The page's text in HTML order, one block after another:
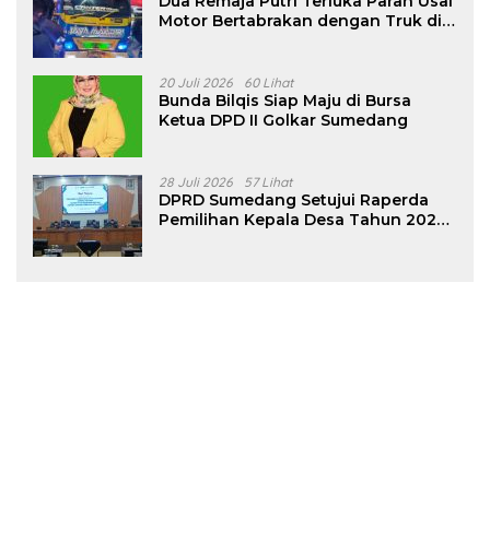
Motor Bertabrakan dengan Truk di
20 Juli 2026 60 Lihat
Bunda Bilqis Siap Maju di Bursa
Ketua DPD II Golkar Sumedang
28 Juli 2026 57 Lihat
DPRD Sumedang Setujui Raperda
Pemilihan Kepala Desa Tahun 2026